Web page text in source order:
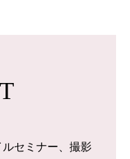
セミナー、撮影